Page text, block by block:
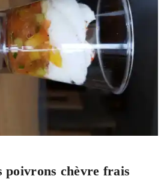
poivrons chèvre frais